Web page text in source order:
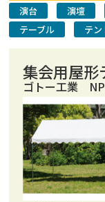
演台 演壇
テーブル
テン
集会用屋
ゴトー工業